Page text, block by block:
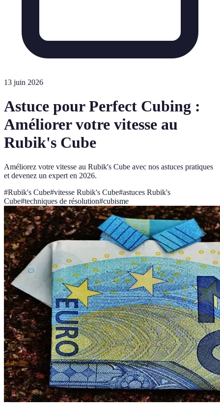
13 juin 2026
Astuce pour Perfect Cubing :
Améliorer votre vitesse au
Rubik's Cube
Améliorez votre vitesse au Rubik's Cube avec nos astuces pratiques
et devenez un expert en 2026.
#Rubik's Cube#vitesse Rubik's Cube#astuces Rubik's
Cube#techniques de résolution#cubisme